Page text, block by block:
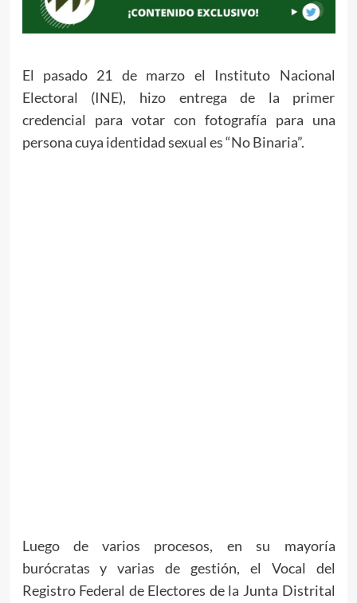
El pasado 21 de marzo el Instituto Nacional
Electoral (INE), hizo entrega de la primer
credencial para votar con fotografía para una
persona cuya identidad sexual es “No Binaria”.
Luego de varios procesos, en su mayoría
burócratas y varias de gestión, el Vocal del
Registro Federal de Electores de la Junta Distrital